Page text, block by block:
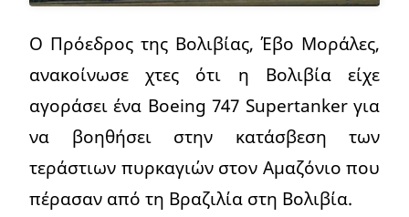
Ο Πρόεδρος της Βολιβίας, Έβο Μοράλες,
ανακοίνωσε χτες ότι η Βολιβία είχε
αγοράσει ένα Boeing 747 Supertanker για
να βοηθήσει στην κατάσβεση των
τεράστιων πυρκαγιών στον Αμαζόνιο που
πέρασαν από τη Βραζιλία στη Βολιβία.